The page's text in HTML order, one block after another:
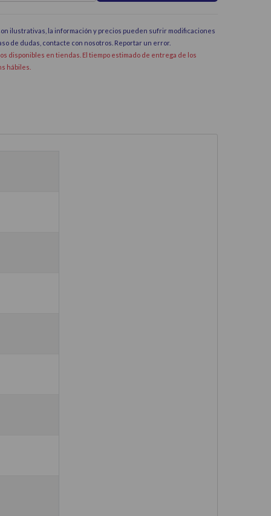
ilustrativas, la información y precios pueden sufrir modificaciones
de dudas, contacte con nosotros. Reportar un error.
disponibles en tiendas. El tiempo estimado de entrega de los
hábiles.